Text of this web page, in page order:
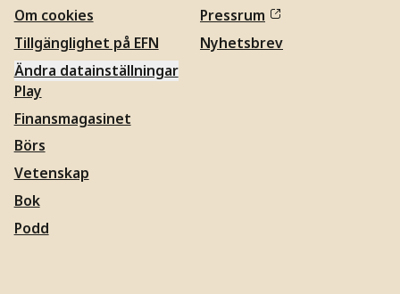
Om cookies
Tillgänglighet på EFN
Ändra datainställningar
Pressrum
Nyhetsbrev
Play
Finansmagasinet
Börs
Vetenskap
Bok
Podd